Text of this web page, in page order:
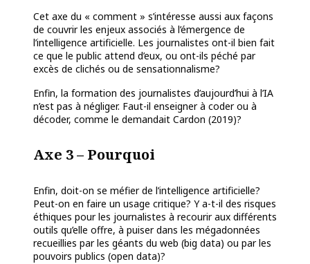
Cet axe du « comment » s’intéresse aussi aux façons
de couvrir les enjeux associés à l’émergence de
l’intelligence artificielle. Les journalistes ont-il bien fait
ce que le public attend d’eux, ou ont-ils péché par
excès de clichés ou de sensationnalisme?
Enfin, la formation des journalistes d’aujourd’hui à l’IA
n’est pas à négliger. Faut-il enseigner à coder ou à
décoder, comme le demandait Cardon (2019)?
Axe 3 – Pourquoi
Enfin, doit-on se méfier de l’intelligence artificielle?
Peut-on en faire un usage critique? Y a-t-il des risques
éthiques pour les journalistes à recourir aux différents
outils qu’elle offre, à puiser dans les mégadonnées
recueillies par les géants du web (big data) ou par les
pouvoirs publics (open data)?